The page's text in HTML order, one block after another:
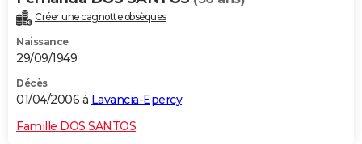
Créer une cagnotte obsèques
Naissance
29/09/1949
Décès
01/04/2006 à Lavancia-Epercy
Famille DOS SANTOS